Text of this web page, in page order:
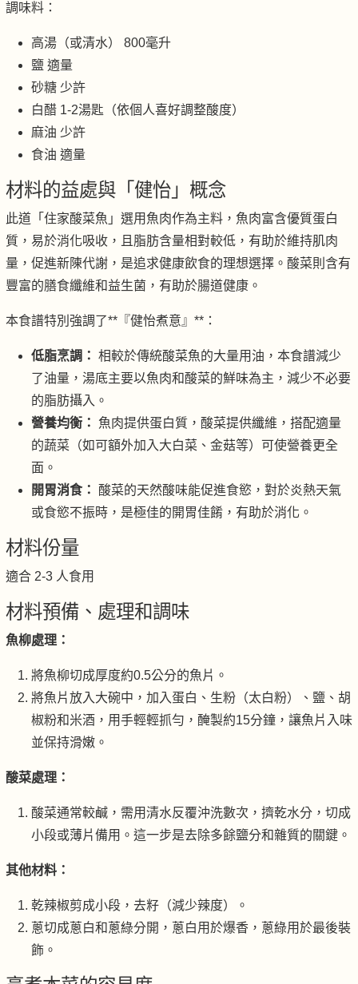
調味料：
高湯（或清水） 800毫升
鹽 適量
砂糖 少許
白醋 1-2湯匙（依個人喜好調整酸度）
麻油 少許
食油 適量
材料的益處與「健怡」概念
此道「住家酸菜魚」選用魚肉作為主料，魚肉富含優質蛋白
質，易於消化吸收，且脂肪含量相對較低，有助於維持肌肉
量，促進新陳代謝，是追求健康飲食的理想選擇。酸菜則含有
豐富的膳食纖維和益生菌，有助於腸道健康。
本食譜特別強調了**『健怡煮意』**：
低脂烹調： 相較於傳統酸菜魚的大量用油，本食譜減少
了油量，湯底主要以魚肉和酸菜的鮮味為主，減少不必要
的脂肪攝入。
營養均衡：
魚肉提供蛋白質，酸菜提供纖維，搭配適量
的蔬菜（如可額外加入大白菜、金菇等）可使營養更全
面。
開胃消食：
酸菜的天然酸味能促進食慾，對於炎熱天氣
或食慾不振時，是極佳的開胃佳餚，有助於消化。
材料份量
適合 2-3 人食用
材料預備、處理和調味
魚柳處理：
將魚柳切成厚度約0.5公分的魚片。
將魚片放入大碗中，加入蛋白、生粉（太白粉）、鹽、胡
椒粉和米酒，用手輕輕抓勻，醃製約15分鐘，讓魚片入味
並保持滑嫩。
酸菜處理：
酸菜通常較鹹，需用清水反覆沖洗數次，擠乾水分，切成
小段或薄片備用。這一步是去除多餘鹽分和雜質的關鍵。
其他材料：
乾辣椒剪成小段，去籽（減少辣度）。
蔥切成蔥白和蔥綠分開，蔥白用於爆香，蔥綠用於最後裝
飾。